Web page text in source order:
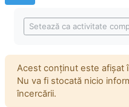
Setează ca activitate
Acest conținut este afișat
Nu va fi stocată nicio
încercării.